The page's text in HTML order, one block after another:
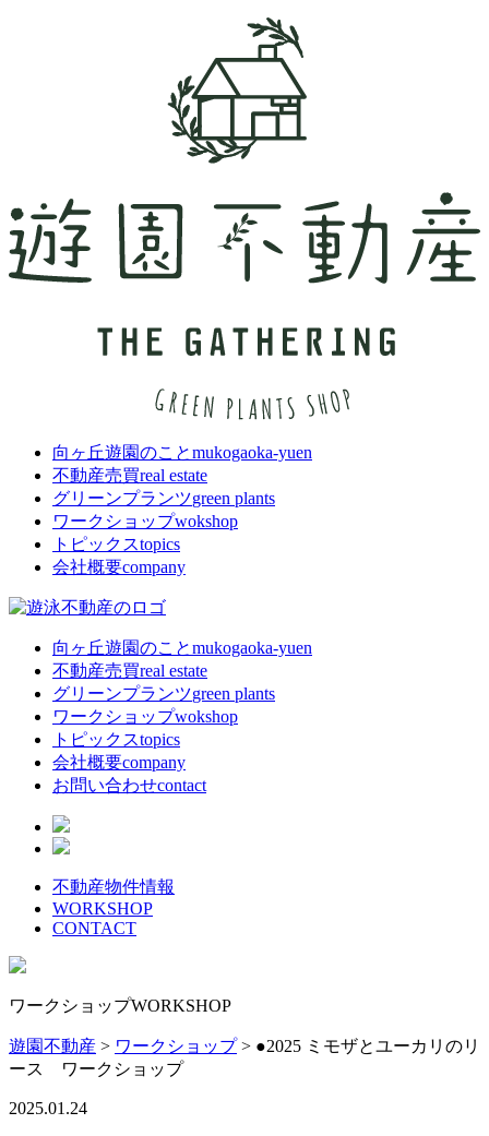
向ヶ丘遊園のことmukogaoka-yuen
不動産売買real estate
グリーンプランツgreen plants
ワークショップwokshop
トピックスtopics
会社概要company
向ヶ丘遊園のことmukogaoka-yuen
不動産売買real estate
グリーンプランツgreen plants
ワークショップwokshop
トピックスtopics
会社概要company
お問い合わせcontact
不動産物件情報
WORKSHOP
CONTACT
ワークショップWORKSHOP
遊園不動産 > ワークショップ> ●2025 ミモザとユーカリのリ
ース ワークショップ
2025.01.24